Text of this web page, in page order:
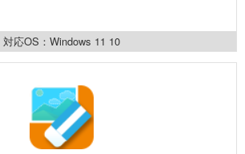
対応OS：Windows 11 10